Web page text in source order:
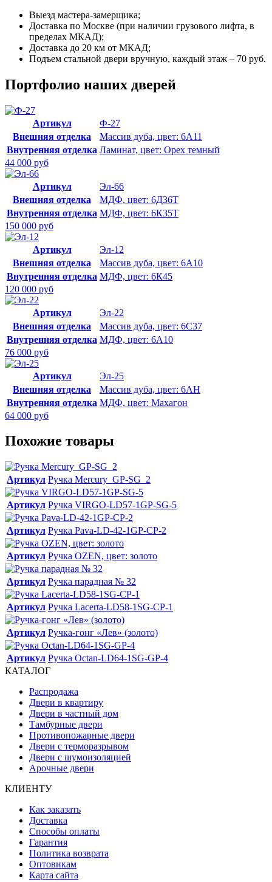
Выезд мастера-замерщика;
Доставка по Москве (при наличии грузового лифта, в
пределах МКАД);
Доставка до 20 км от МКАД;
Подъем стальной двери вручную, каждый этаж – 70 руб.
Портфолио наших дверей
Артикул
Ф-27
Внешняя отделка
Массив дуба, цвет: 6А11
Внутренняя отделка Ламинат, цвет: Орех темный
44 000 руб
Артикул
Эл-66
Внешняя отделка
МДФ, цвет: 6Д36Т
Внутренняя отделка МДФ, цвет: 6К35Т
150 000 руб
Артикул
Эл-12
Внешняя отделка
Массив дуба, цвет: 6А10
Внутренняя отделка МДФ, цвет: 6К45
120 000 руб
Артикул
Эл-22
Внешняя отделка
Массив дуба, цвет: 6С37
Внутренняя отделка МДФ, цвет: 6А10
76 000 руб
Артикул
Эл-25
Внешняя отделка
Массив дуба, цвет: 6АН
Внутренняя отделка МДФ, цвет: Махагон
64 000 руб
Похожие товары
Артикул Ручка Mercury_GP-SG_2
Артикул Ручка VIRGO-LD57-1GP-SG-5
Артикул Ручка Pava-LD-42-1GP-CP-2
Артикул Ручка OZEN, цвет: золото
Артикул Ручка парадная № 32
Артикул Ручка Lacerta-LD58-1SG-CP-1
Артикул Ручка-гонг «Лев» (золото)
Артикул Ручка Octan-LD64-1SG-GP-4
КАТАЛОГ
Распродажа
Двери в квартиру
Двери в частный дом
Тамбурные двери
Противопожарные двери
Двери с терморазрывом
Двери с шумоизоляцией
Арочные двери
КЛИЕНТУ
Как заказать
Доставка
Способы оплаты
Гарантия
Политика возврата
Оптовикам
Карта сайта